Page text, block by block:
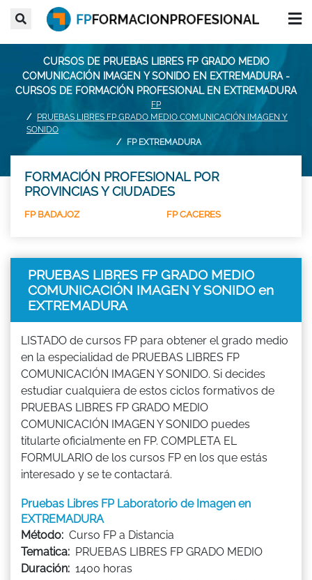
CURSOS DE PRUEBAS LIBRES FP GRADO MEDIO
COMUNICACIÓN IMAGEN Y SONIDO EN EXTREMADURA -
CURSOS DE FORMACIÓN PROFESIONAL EN EXTREMADURA
FP
PRUEBAS LIBRES FP GRADO MEDIO COMUNICACIÓN IMAGEN Y
SONIDO
FP EXTREMADURA
FORMACIÓN PROFESIONAL POR
PROVINCIAS Y CIUDADES
FP BADAJOZ FP CACERES
PRUEBAS LIBRES FP GRADO MEDIO
COMUNICACIÓN IMAGEN Y SONIDO en
EXTREMADURA
LISTADO de cursos FP para obtener el grado medio
en la especialidad de PRUEBAS LIBRES FP
COMUNICACIÓN IMAGEN Y SONIDO. Si decides
estudiar cualquiera de estos ciclos formativos de
PRUEBAS LIBRES FP GRADO MEDIO
COMUNICACIÓN IMAGEN Y SONIDO puedes
titularte oficialmente en FP. COMPLETA EL
FORMULARIO de los cursos FP en los que estás
interesado y se te contactará.
Pruebas Libres FP Laboratorio de Imagen en
EXTREMADURA
Método: Curso FP a Distancia
Tematica: PRUEBAS LIBRES FP GRADO MEDIO
Duración: 1400 horas